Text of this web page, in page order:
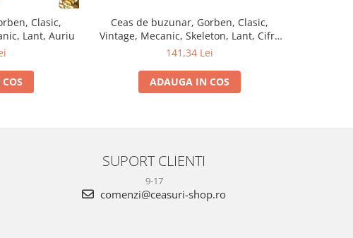
Clasic,
Lant, Auriu
Ceas de buzunar, Gorben, Clasic,
Vintage, Mecanic, Skeleton, Lant, Cifre
romane, Auriu Negru
141,34 Lei
ADAUGA IN COS
SUPORT CLIENTI
9-17
comenzi@ceasuri-shop.ro